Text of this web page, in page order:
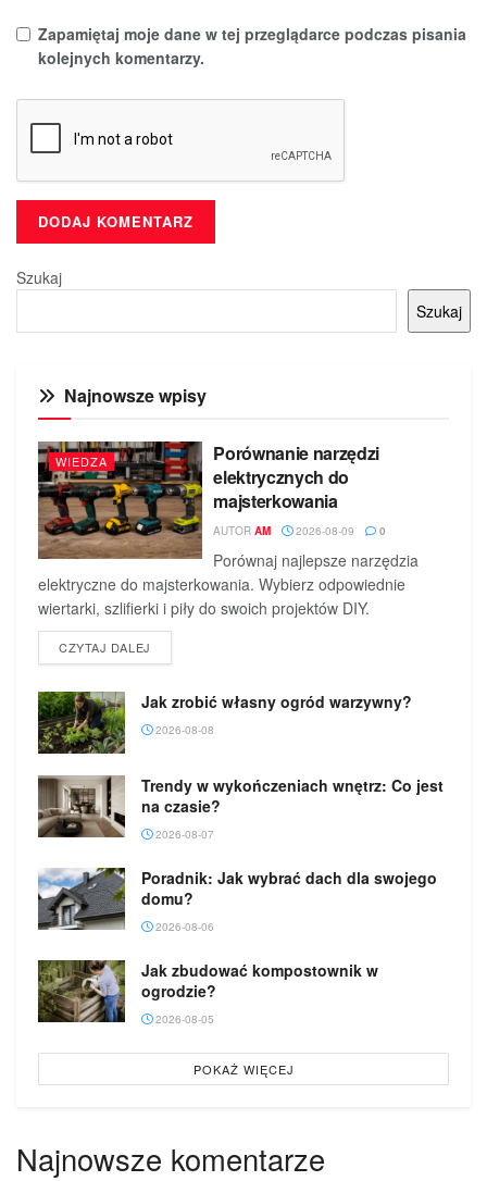
Zapamiętaj moje dane w tej przeglądarce podczas pisania
kolejnych komentarzy.
Szukaj
Szukaj
Najnowsze wpisy
WIEDZA
Porównanie narzędzi
elektrycznych do
majsterkowania
AUTOR AM 2026-08-09 0
Porównaj najlepsze narzędzia
elektryczne do majsterkowania. Wybierz odpowiednie
wiertarki, szlifierki i piły do swoich projektów DIY.
CZYTAJ DALEJ
Jak zrobić własny ogród warzywny?
2026-08-08
Trendy w wykończeniach wnętrz: Co jest
na czasie?
2026-08-07
Poradnik: Jak wybrać dach dla swojego
domu?
2026-08-06
Jak zbudować kompostownik w
ogrodzie?
2026-08-05
POKAŻ WIĘCEJ
Najnowsze komentarze